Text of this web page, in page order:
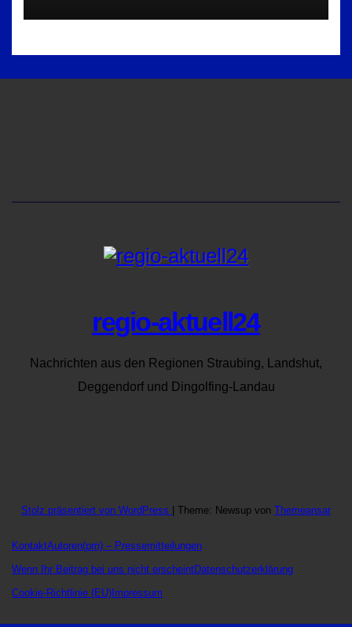
regio-aktuell24
Nachrichten aus den Regionen Straubing, Landshut,
Deggendorf und Dingolfing-Landau
Stolz präsentiert von WordPress Theme: Newsup von Themeansar
KontaktAutoren(pm) – Pressemitteilungen
Wenn Ihr Beitrag bei uns nicht erscheintDatenschutzerklärung
Cookie-Richtlinie (EU) Impressum